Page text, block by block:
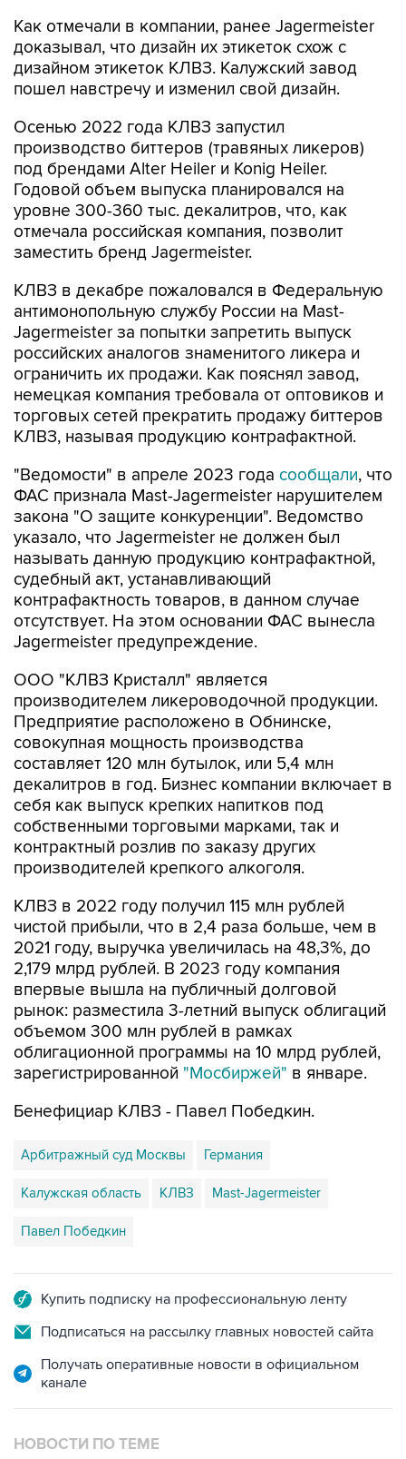
Как отмечали в компании, ранее Jagermeister
доказывал, что дизайн их этикеток схож с
дизайном этикеток КЛВЗ. Калужский завод
пошел навстречу и изменил свой дизайн.
Осенью 2022 года КЛВЗ запустил
производство биттеров (травяных ликеров)
под брендами Alter Heiler и Konig Heiler.
Годовой объем выпуска планировался на
уровне 300-360 тыс. декалитров, что, как
отмечала российская компания, позволит
заместить бренд Jagermeister.
КЛВЗ в декабре пожаловался в Федеральную
антимонопольную службу России на Mast-
Jagermeister за попытки запретить выпуск
российских аналогов знаменитого ликера и
ограничить их продажи. Как пояснял завод,
немецкая компания требовала от оптовиков и
торговых сетей прекратить продажу биттеров
КЛВЗ, называя продукцию контрафактной.
"Ведомости" в апреле 2023 года сообщали, что
ФАС признала Mast-Jagermeister нарушителем
закона "О защите конкуренции". Ведомство
указало, что Jagermeister не должен был
называть данную продукцию контрафактной,
судебный акт, устанавливающий
контрафактность товаров, в данном случае
отсутствует. На этом основании ФАС вынесла
Jagermeister предупреждение.
ООО "КЛВЗ Кристалл" является
производителем ликероводочной продукции.
Предприятие расположено в Обнинске,
совокупная мощность производства
составляет 120 млн бутылок, или 5,4 млн
декалитров в год. Бизнес компании включает в
себя как выпуск крепких напитков под
собственными торговыми марками, так и
контрактный розлив по заказу других
производителей крепкого алкоголя.
КЛВЗ в 2022 году получил 115 млн рублей
чистой прибыли, что в 2,4 раза больше, чем в
2021 году, выручка увеличилась на 48,3%, до
2,179 млрд рублей. В 2023 году компания
впервые вышла на публичный долговой
рынок: разместила 3-летний выпуск облигаций
объемом 300 млн рублей в рамках
облигационной программы на 10 млрд рублей,
зарегистрированной "Мосбиржей" в январе.
Бенефициар КЛВЗ - Павел Победкин.
Арбитражный суд Москвы Германия
Калужская область КЛВЗ Mast-Jagermeister
Павел Победкин
Купить подписку на профессиональную ленту
Подписаться на рассылку главных новостей сайта
Получать оперативные новости в официальном
канале
НОВОСТИ ПО ТЕМЕ